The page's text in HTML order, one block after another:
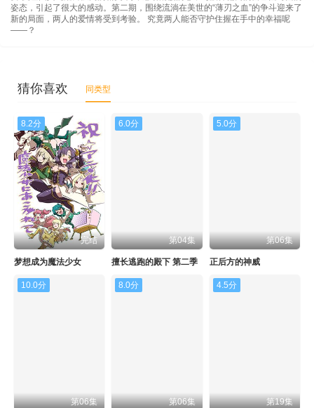
姿态，引起了很大的感动。第二期，围绕流淌在美世的“薄刃之血”的争斗迎来了
新的局面，两人的爱情将受到考验。 究竟两人能否守护住握在手中的幸福呢
——？
猜你喜欢 同类型
8.2分
完结
梦想成为魔法少女
6.0分
第04集
擅长逃跑的殿下 第二季
5.0分
第06集
正后方的神威
10.0分
第06集
8.0分
第06集
4.5分
第19集